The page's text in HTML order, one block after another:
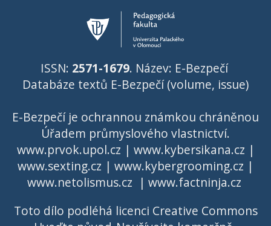
ISSN: 2571-1679. Název: E-Bezpečí
Databáze textů E-Bezpečí (volume, issue)
E-Bezpečí je ochrannou známkou chráněnou
Úřadem průmyslového vlastnictví.
www.prvok.upol.cz | www.kybersikana.cz |
www.sexting.cz | www.kybergrooming.cz |
www.netolismus.cz | www.factninja.cz
Toto dílo podléhá licenci Creative Commons